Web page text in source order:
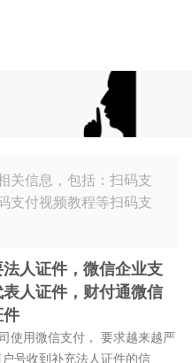
关信息，包括：扫码支
支付视频教程等扫码支
人证件，微信企业支
人证件，财付通微信
使用微信支付， 要求越来越严
号收到补充法人证件的信